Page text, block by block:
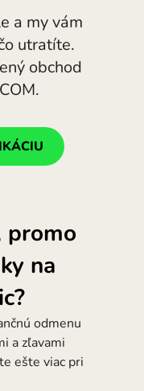
a my vám
utratíte.
obchod
promo
na
odmenu
a zľavami
ešte viac pri